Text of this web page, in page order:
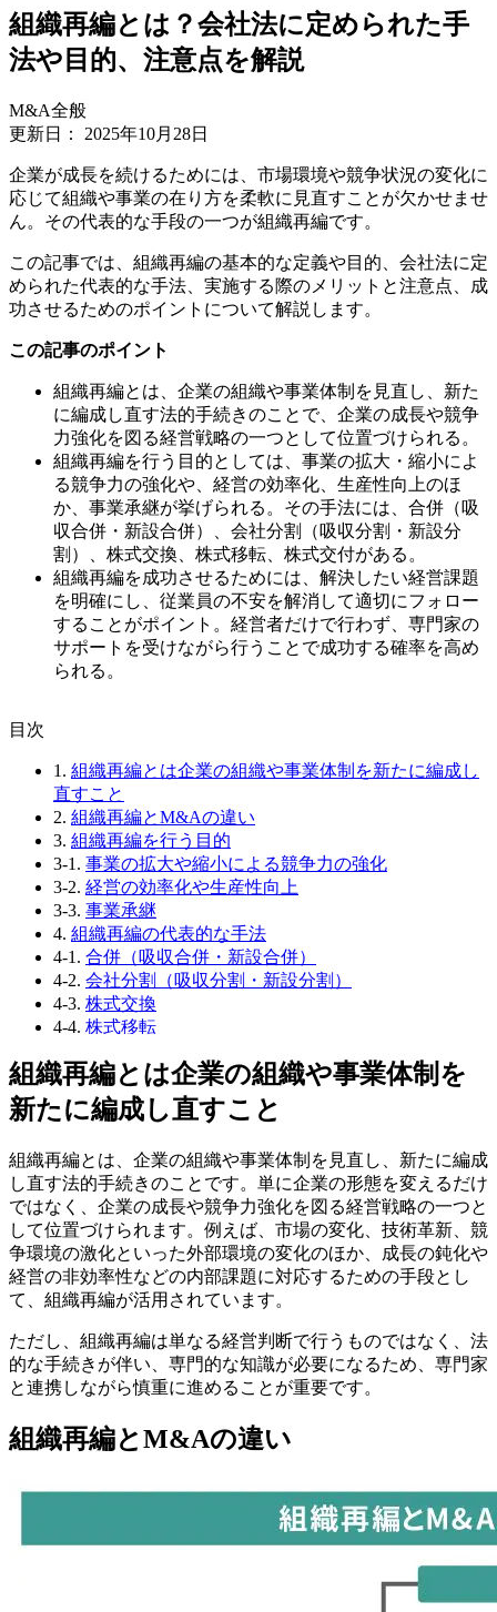
組織再編とは？会社法に定められた手
法や目的、注意点を解説
M&A全般
更新日： 2025年10月28日
企業が成長を続けるためには、市場環境や競争状況の変化に
応じて組織や事業の在り方を柔軟に見直すことが欠かせませ
ん。その代表的な手段の一つが組織再編です。
この記事では、組織再編の基本的な定義や目的、会社法に定
められた代表的な手法、実施する際のメリットと注意点、成
功させるためのポイントについて解説します。
この記事のポイント
組織再編とは、企業の組織や事業体制を見直し、新た
に編成し直す法的手続きのことで、企業の成長や競争
力強化を図る経営戦略の一つとして位置づけられる。
組織再編を行う目的としては、事業の拡大・縮小によ
る競争力の強化や、経営の効率化、生産性向上のほ
か、事業承継が挙げられる。その手法には、合併（吸
収合併・新設合併）、会社分割（吸収分割・新設分
割）、株式交換、株式移転、株式交付がある。
組織再編を成功させるためには、解決したい経営課題
を明確にし、従業員の不安を解消して適切にフォロー
することがポイント。経営者だけで行わず、専門家の
サポートを受けながら行うことで成功する確率を高め
られる。
⽬次
1. 組織再編とは企業の組織や事業体制を新たに編成し
直すこと
2. 組織再編とM&Aの違い
3. 組織再編を行う目的
3-1. 事業の拡大や縮小による競争力の強化
3-2. 経営の効率化や生産性向上
3-3. 事業承継
4. 組織再編の代表的な手法
4-1. 合併（吸収合併・新設合併）
4-2. 会社分割（吸収分割・新設分割）
4-3. 株式交換
4-4. 株式移転
5.組織再編のメリットと注意点
5-1.組織再編のメリット
5-2.組織再編の注意点
6-1.TOPPANホールディングス株式会社
6-2.パナソニック ホールディングス株式会社
6-3. LINEヤフー株式会社
7.組織再編を成功させるためのポイント
7-1.組織再編によって解決したい経営課題を明確にす
る
7-2.現実的なスケジュールをひく
7-3.従業員の不安を解消し、適切にフォローする
7-4.専門家のサポートを受ける
8.組織再編は専門家に相談して適切に進めよう
9.よくある質問（FAQ）
9-1.組織再編とは何ですか？
9-2.組織再編とM&Aはどのような点が異なりますか？
ますか？
組織再編とは企業の組織や事業体制を
新たに編成し直すこと
組織再編とは、企業の組織や事業体制を見直し、新たに編成
し直す法的手続きのことです。単に企業の形態を変えるだけ
ではなく、企業の成長や競争力強化を図る経営戦略の一つと
して位置づけられます。例えば、市場の変化、技術革新、競
争環境の激化といった外部環境の変化のほか、成長の鈍化や
経営の非効率性などの内部課題に対応するための手段とし
て、組織再編が活用されています。
ただし、組織再編は単なる経営判断で行うものではなく、法
的な手続きが伴い、専門的な知識が必要になるため、専門家
と連携しながら慎重に進めることが重要です。
組織再編とM&Aの違い